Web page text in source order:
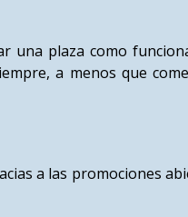
una plaza como
a menos que
a las promociones